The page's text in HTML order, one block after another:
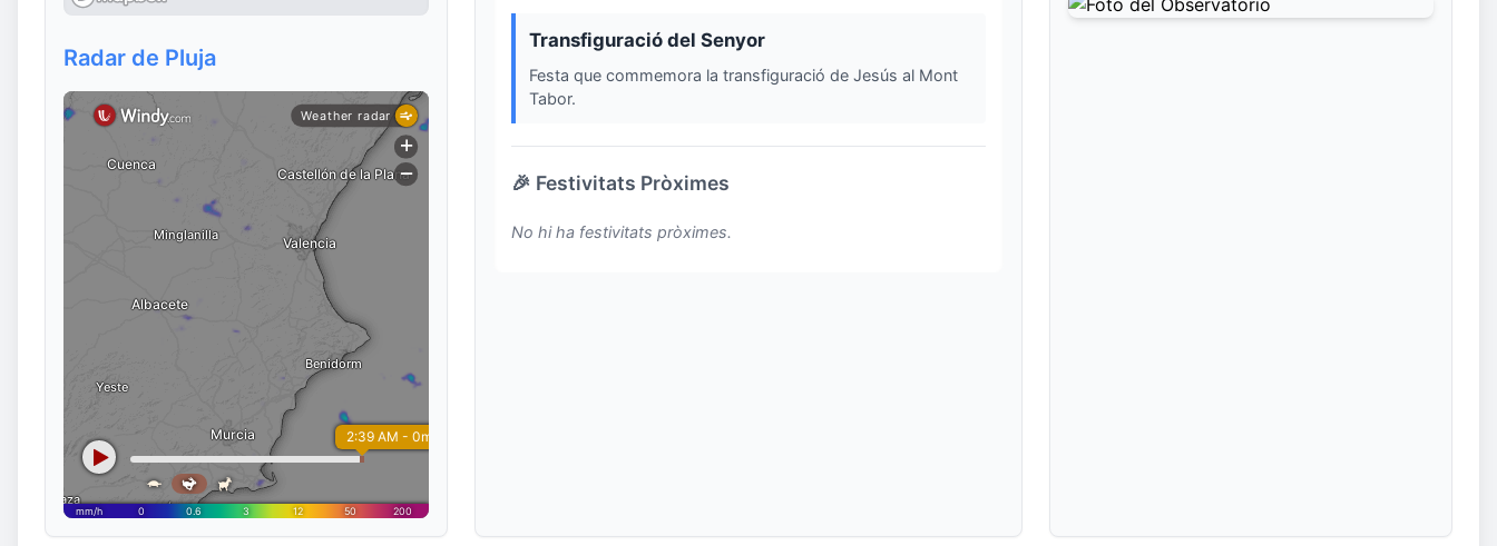
Radar de Pluja
Transfiguració del Senyor
Festa que commemora la transfiguració de Jesús al Mont
Tabor.
🎉 Festivitats Pròximes
No hi ha festivitats pròximes.